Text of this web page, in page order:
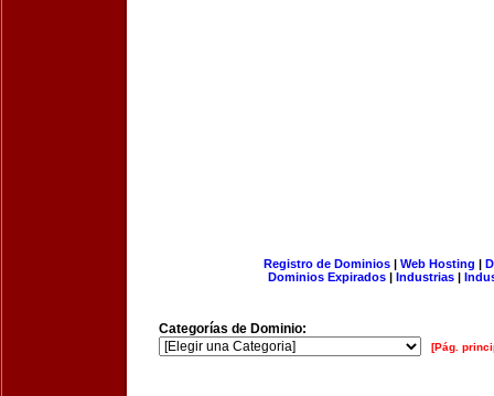
Registro de Dominios| Web Hosting |
Dominios Expirados | Industrias |
Categorías de Dominio:
[Pág.